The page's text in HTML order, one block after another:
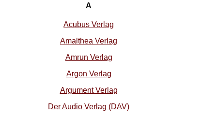
A
Acubus Verlag
Amalthea Verlag
Amrun Verlag
Argon Verlag
Argument Verlag
Der Audio Verlag (DAV)